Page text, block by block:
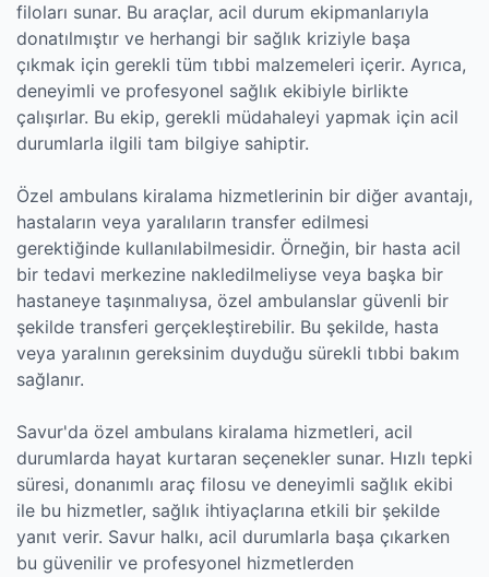
filoları sunar. Bu araçlar, acil durum ekipmanlarıyla
donatılmıştır ve herhangi bir sağlık kriziyle başa
çıkmak için gerekli tüm tıbbi malzemeleri içerir. Ayrıca,
deneyimli ve profesyonel sağlık ekibiyle birlikte
çalışırlar. Bu ekip, gerekli müdahaleyi yapmak için acil
durumlarla ilgili tam bilgiye sahiptir.
Özel ambulans kiralama hizmetlerinin bir diğer avantajı,
hastaların veya yaralıların transfer edilmesi
gerektiğinde kullanılabilmesidir. Örneğin, bir hasta acil
bir tedavi merkezine nakledilmeliyse veya başka bir
hastaneye taşınmalıysa, özel ambulanslar güvenli bir
şekilde transferi gerçekleştirebilir. Bu şekilde, hasta
veya yaralının gereksinim duyduğu sürekli tıbbi bakım
sağlanır.
Savur'da özel ambulans kiralama hizmetleri, acil
durumlarda hayat kurtaran seçenekler sunar. Hızlı tepki
süresi, donanımlı araç filosu ve deneyimli sağlık ekibi
ile bu hizmetler, sağlık ihtiyaçlarına etkili bir şekilde
yanıt verir. Savur halkı, acil durumlarla başa çıkarken
bu güvenilir ve profesyonel hizmetlerden